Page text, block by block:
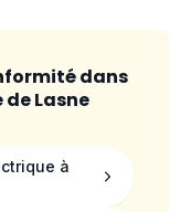
dans
deLasne
à